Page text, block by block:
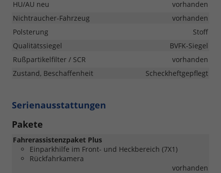
HU/AU neu
vorhanden
Nichtraucher-Fahrzeug
vorhanden
Polsterung
Stoff
Qualitätssiegel
BVFK-Siegel
Rußpartikelfilter / SCR
vorhanden
Zustand, Beschaffenheit
Scheckheftgepflegt
Serienausstattungen
Pakete
Fahrerassistenzpaket Plus
Einparkhilfe im Front- und Heckbereich (7X1)
Rückfahrkamera
vorhanden